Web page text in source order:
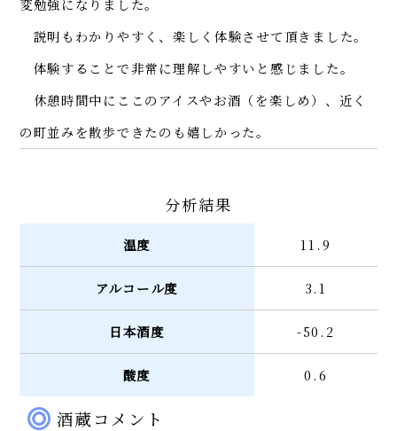
変勉強になりました。
説明もわかりやすく、楽しく体験させて頂きました。
体験することで非常に理解しやすいと感じました。
休憩時間中にここのアイスやお酒（を楽しめ）、近く
の町並みを散歩できたのも嬉しかった。
分析結果
温度 11.9
アルコール度 3.1
日本酒度 -50.2
酸度 0.6
酒蔵コメント